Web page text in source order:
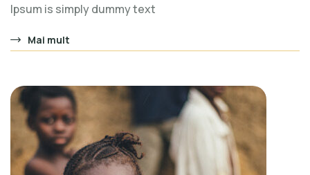
Ipsum is simply dummy text
Mai mult